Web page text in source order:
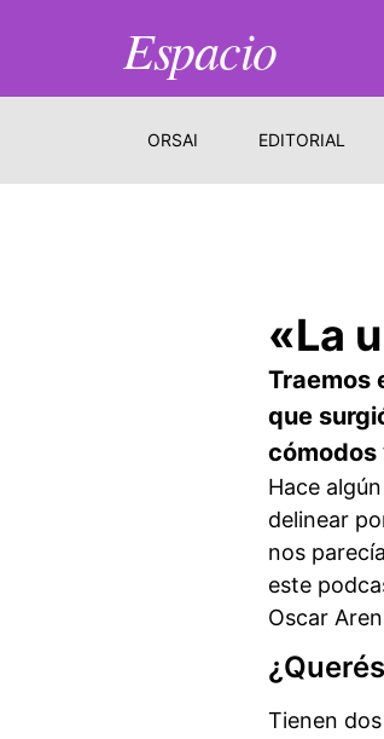
Espacio
ORSAI EDITORIAL
«La
Traemos
que
cómodos
Hace
delinear
nos
este
Oscar
Tienen